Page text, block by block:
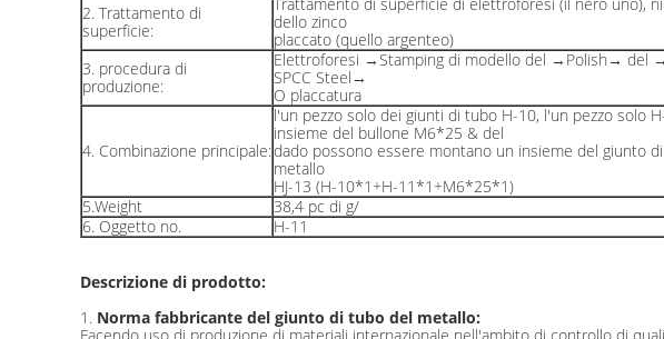
2. Trattamento di
superficie:
dello zinco
placcato (quello argenteo)
3. procedura di
produzione:
Elettroforesi →Stamping di modello del →Polish→ del
SPCC Steel→
O placcatura
4. Combinazione principale:
l'un pezzo solo dei giunti di tubo H-10, l'un pezzo solo
insieme del bullone M6*25 & del
dado possono essere montano un insieme del giunto
metallo
HJ-13 (H-10*1+H-11*1+M6*25*1)
5.Weight
38,4 pc di g/
6. Oggetto no.
H-11
Descrizione di prodotto:
1. Norma fabbricante del giunto di tubo del metallo: